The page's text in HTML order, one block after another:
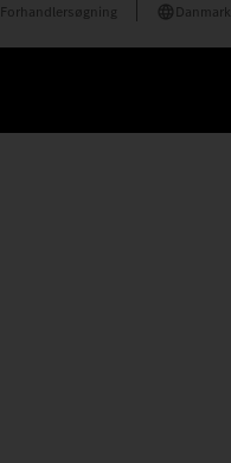
Forhandlersøgning Danmark